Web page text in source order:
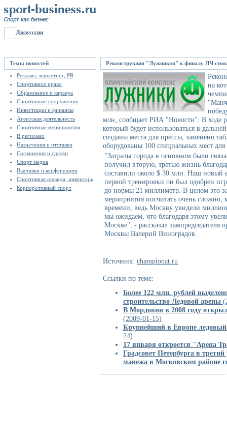
Дискуссии
Темы новостей
Реклама, маркетинг, PR
Спортивное право
Образование и карьера
Спортивные сооружения
Инвестиции и финансы
Агентская деятельность
Спортивные мероприятия
В регионах
Назначения и отставки
Соглашения и сделки
Спорт медиа
Выставки и конференции
Спортивная одежда, инвентарь
Корпоротивный спорт
Реконструкция "Лужников" к финалу ЛЧ
на
млн, сообщает РИА "Новости". В ходе
который будет использоваться в
созданы места для прессы, заменено
оборудованы 100 специальных мест
"Затраты города в основном были
получил вторую, третью жизнь
составили около $ 30 млн. Наш новый
первой тренировки он был одобрен
до нормы 21 миллиметр. В целом это
мероприятия посчитать очень сложно,
времени, ведь Москву увидели
мы ожидаем, что благодаря этому
Москве", - рассказал зампредседателя
Москвы Валерий Виноградов.
Источник: championat.ru
Ссылки по теме:
Более 122 млн. рублей
строительство Ледовой арены
В Мордовии в 2008 году
(2009-01-15)
Крупнейший в Европе ледовый
24)
17 января откроется "Арена
Градсовет Петербурга в
манежа в Московском районе